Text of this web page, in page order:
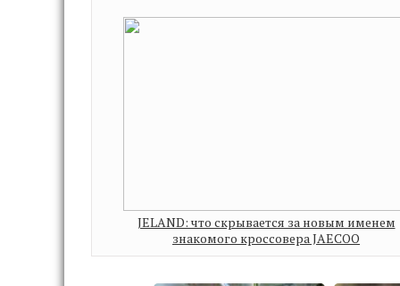
JELAND: что скрывается за новым именем
знакомого кроссовера JAECOO